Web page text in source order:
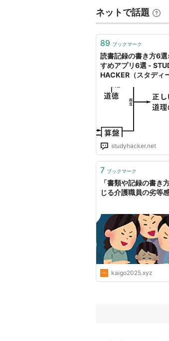
ネットで話題
89 ブックマーク
読書記録の書き方6
すめアプリ6選 -
HACKER（スタディ
語学習
studyhacker.net
7 ブックマーク
「書類や記録の書き
じる介護職員の劣等
kaigo2025.xyz